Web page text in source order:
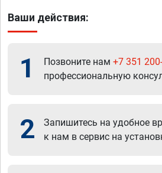
Ваши действия:
1 Позвоните нам +7 351
профессиональную
2
Запишитесь на удобное
к нам в сервис на